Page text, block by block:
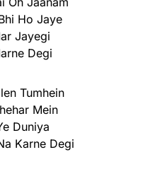
Ho Jaye
Jayegi
Degi
Tumhein
Mein
Duniya
Karne Degi